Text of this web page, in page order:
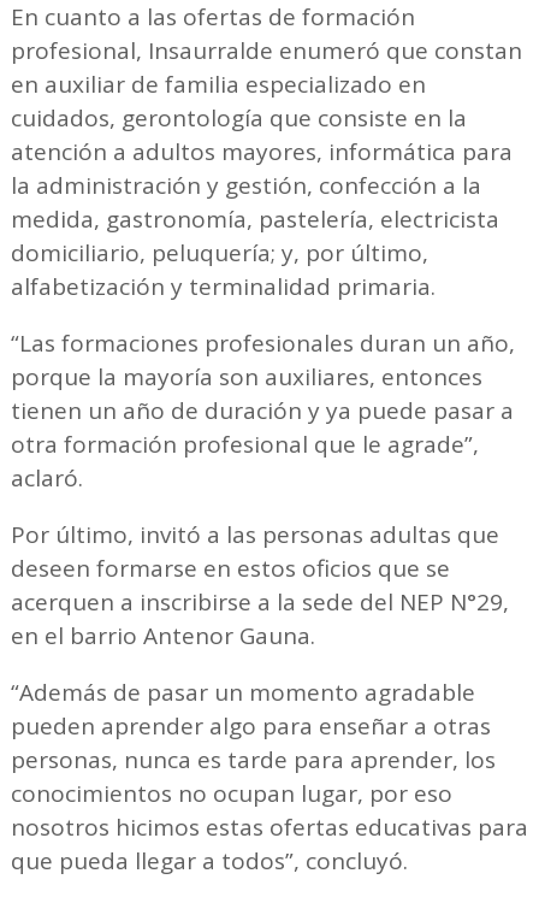
En cuanto a las ofertas de formación
profesional, Insaurralde enumeró que constan
en auxiliar de familia especializado en
cuidados, gerontología que consiste en la
atención a adultos mayores, informática para
la administración y gestión, confección a la
medida, gastronomía, pastelería, electricista
domiciliario, peluquería; y, por último,
alfabetización y terminalidad primaria.
“Las formaciones profesionales duran un año,
porque la mayoría son auxiliares, entonces
tienen un año de duración y ya puede pasar a
otra formación profesional que le agrade”,
aclaró.
Por último, invitó a las personas adultas que
deseen formarse en estos oficios que se
acerquen a inscribirse a la sede del NEP N°29,
en el barrio Antenor Gauna.
“Además de pasar un momento agradable
pueden aprender algo para enseñar a otras
personas, nunca es tarde para aprender, los
conocimientos no ocupan lugar, por eso
nosotros hicimos estas ofertas educativas para
que pueda llegar a todos”, concluyó.